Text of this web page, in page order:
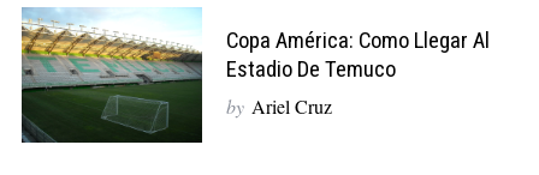
Copa América: Como Llegar Al
Estadio De Temuco
by Ariel Cruz